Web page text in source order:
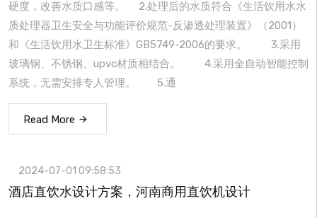
硬度，改善水质口感等。 2.处理后的水质符合《生活饮用水水
质处理器卫生安全与功能评价规范-反渗透处理装置》（2001）
和《生活饮用水卫生标准》GB5749-2006的要求。 3.采用
玻璃钢、不锈钢、upvc材质相结合。 4.采用全自动智能控制
系统，无需安排专人管理。 5.通
Read More
2024-07-01 09:58:53
酒店直饮水设计方案，河南商用直饮机设计